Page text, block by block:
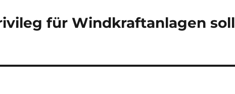
für Windkraftanlagen soll